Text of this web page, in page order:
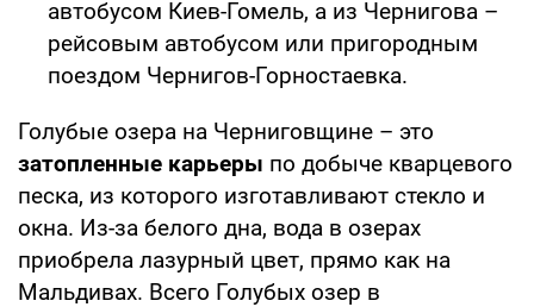
автобусом Киев-Гомель, а из Чернигова –
рейсовым автобусом или пригородным
поездом Чернигов-Горностаевка.
Голубые озера на Черниговщине – это
затопленные карьеры по добыче кварцевого
песка, из которого изготавливают стекло и
окна. Из-за белого дна, вода в озерах
приобрела лазурный цвет, прямо как на
Мальдивах. Всего Голубых озер в